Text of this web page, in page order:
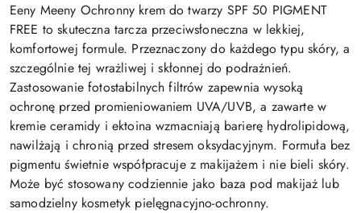
Eeny Meeny Ochronny krem do twarzy SPF 50 PIGMENT
FREE to skuteczna tarcza przeciwsłoneczna w lekkiej,
komfortowej formule. Przeznaczony do każdego typu skóry, a
szczególnie tej wrażliwej i skłonnej do podrażnień.
Zastosowanie fotostabilnych filtrów zapewnia wysoką
ochronę przed promieniowaniem UVA/UVB, a zawarte w
kremie ceramidy i ektoina wzmacniają barierę hydrolipidową,
nawilżają i chronią przed stresem oksydacyjnym. Formuła bez
pigmentu świetnie współpracuje z makijażem i nie bieli skóry.
Może być stosowany codziennie jako baza pod makijaż lub
samodzielny kosmetyk pielęgnacyjno-ochronny.